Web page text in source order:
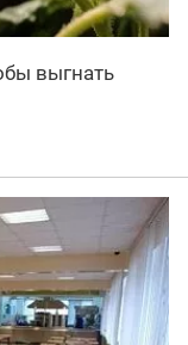
выгнать